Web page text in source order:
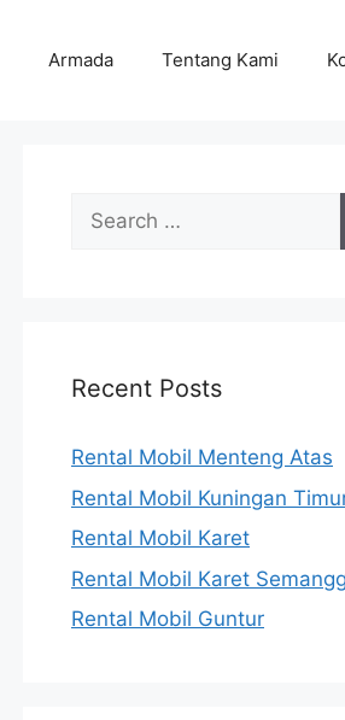
Armada Tentang Kami
Search
for:
Recent Posts
Rental Mobil Menteng Atas
Rental Mobil Kuningan
Rental Mobil Karet
Rental Mobil Karet
Rental Mobil Guntur